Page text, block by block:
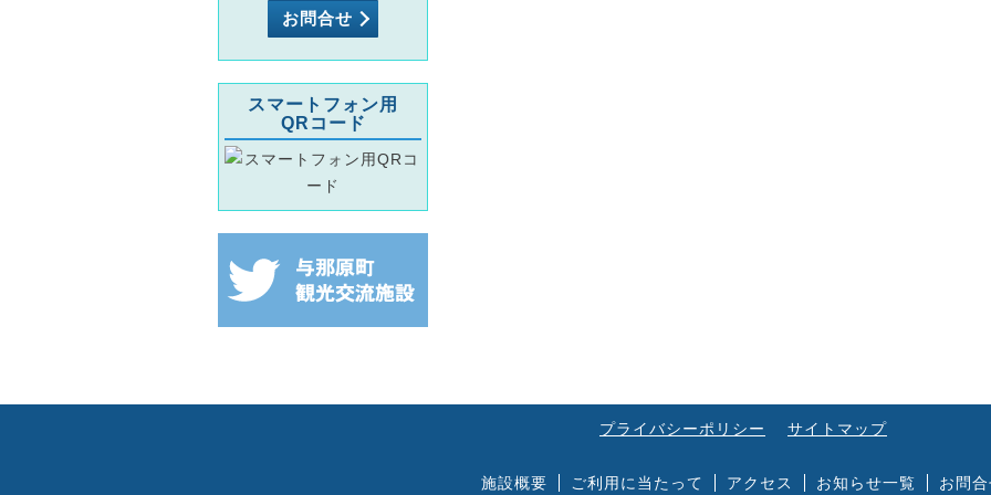
お問合せ
スマートフォン用
QRコード
プライバシーポリシー サイトマップ
施設概要 ご利用に当たって アクセス お知らせ一覧 お問